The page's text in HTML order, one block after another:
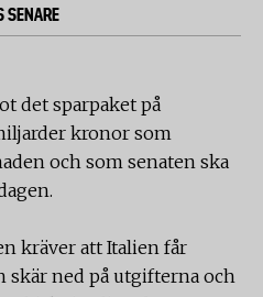
SENARE
det sparpaket på
kronor som
och som senaten ska
kräver att Italien får
skär ned på utgifterna och